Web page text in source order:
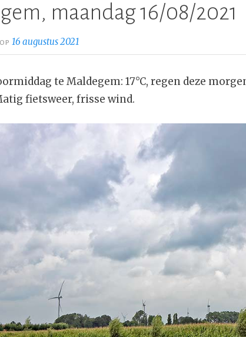
maandag 16/08/2021
OP16 augustus 2021
te Maldegem: 17°C, regen deze
fietsweer, frisse wind.